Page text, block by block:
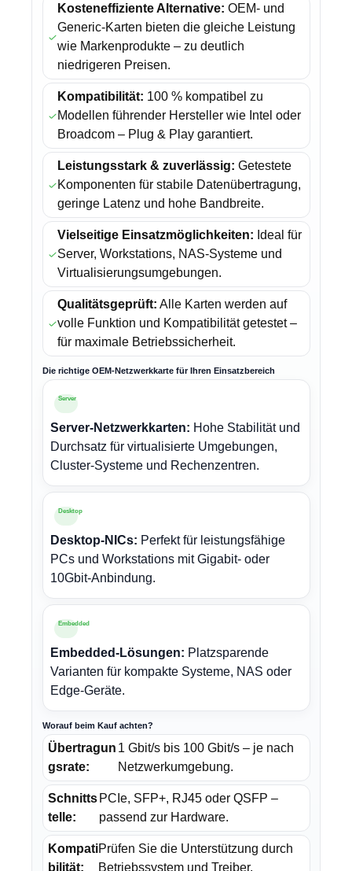
Kosteneffiziente Alternative: OEM- und
Generic-Karten bieten die gleiche Leistung
wie Markenprodukte – zu deutlich
niedrigeren Preisen.
Kompatibilität: 100 % kompatibel zu
Modellen führender Hersteller wie Intel oder
Broadcom – Plug & Play garantiert.
Leistungsstark & zuverlässig: Getestete
Komponenten für stabile Datenübertragung,
geringe Latenz und hohe Bandbreite.
Vielseitige Einsatzmöglichkeiten: Ideal für
Server, Workstations, NAS-Systeme und
Virtualisierungsumgebungen.
Qualitätsgeprüft: Alle Karten werden auf
volle Funktion und Kompatibilität getestet –
für maximale Betriebssicherheit.
Die richtige OEM-Netzwerkkarte für Ihren Einsatzbereich
Server
Server-Netzwerkkarten: Hohe Stabilität und
Durchsatz für virtualisierte Umgebungen,
Cluster-Systeme und Rechenzentren.
Desktop
Desktop-NICs: Perfekt für leistungsfähige
PCs und Workstations mit Gigabit- oder
10Gbit-Anbindung.
Embedded
Embedded-Lösungen: Platzsparende
Varianten für kompakte Systeme, NAS oder
Edge-Geräte.
Worauf beim Kauf achten?
Übertragun
gsrate:
1 Gbit/s bis 100 Gbit/s – je nach
Netzwerkumgebung.
Schnitts
telle:
PCIe, SFP+, RJ45 oder QSFP –
passend zur Hardware.
Kompati
bilität:
Prüfen Sie die Unterstützung durch
Betriebssystem und Treiber.